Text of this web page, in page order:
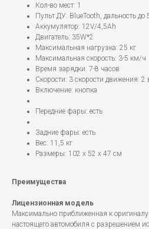
Кол-во мест: 1
Пульт ДУ: BlueTooth, дальность до
Аккумулятор: 12V/4,5Ah
Двигатель: 35W*2
Максимальная нагрузка: 25 кг
Максимальная скорость: 3-5 км/ч
Время зарядки: 7-8 часов
Скорости: 3 скорости движения: 2
Включение: кнопка
Передние фары: есть
Задние фары: есть
Вес: 11,5 кг
Размеры: 102 х 52 х 47 см
Преимущества
Лицензионная модель
Максимально приближенная к
настоящего автомобиля с разрешением